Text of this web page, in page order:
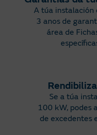
A túa instalación
3 anos de
área de
Se a túa
100 kW, podes
de excedentes